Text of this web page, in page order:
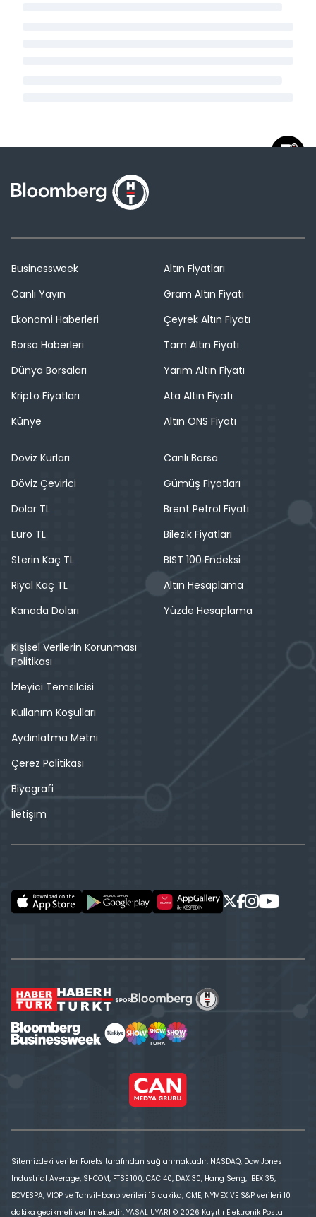
Businessweek
Canlı Yayın
Ekonomi Haberleri
Borsa Haberleri
Dünya Borsaları
Kripto Fiyatları
Künye
Altın Fiyatları
Gram Altın Fiyatı
Çeyrek Altın Fiyatı
Tam Altın Fiyatı
Yarım Altın Fiyatı
Ata Altın Fiyatı
Altın ONS Fiyatı
Döviz Kurları
Döviz Çevirici
Dolar TL
Euro TL
Sterin Kaç TL
Riyal Kaç TL
Kanada Doları
Canlı Borsa
Gümüş Fiyatları
Brent Petrol Fiyatı
Bilezik Fiyatları
BIST 100 Endeksi
Altın Hesaplama
Yüzde Hesaplama
Kişisel Verilerin Korunması
Politikası
İzleyici Temsilcisi
Kullanım Koşulları
Aydınlatma Metni
Çerez Politikası
Biyografi
İletişim
Sitemizdeki veriler Foreks tarafından sağlanmaktadır. NASDAQ, Dow Jones
Industrial Average, SHCOM, FTSE 100, CAC 40, DAX 30, Hang Seng, IBEX 35,
BOVESPA, VİOP ve Tahvil-bono verileri 15 dakika; CME, NYMEX VE S&P verileri 10
dakika gecikmeli verilmektedir. YASAL UYARI © 2026 Kayıtlı Elektronik Posta